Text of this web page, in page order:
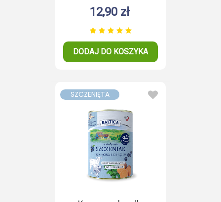
Monoproteina 400g
12,90 zł
DODAJ DO KOSZYKA
SZCZENIĘTA